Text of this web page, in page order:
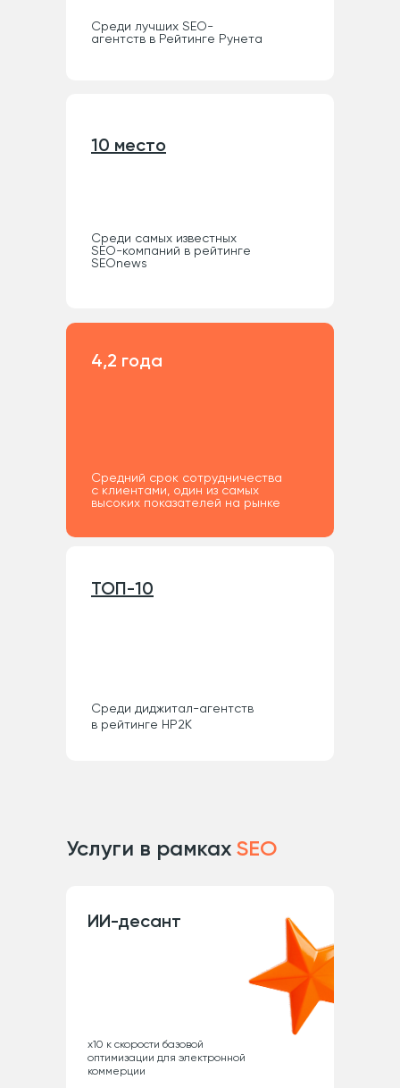
Cреди лучших SEO-
агентств в Рейтинге Рунета
4,2 года
Cредний срок сотрудничества
с клиентами, один из самых
высоких показателей на рынке
ТОП-10
Cреди диджитал-агентств
в рейтинге НР2К
10 место
Cреди самых известных
SEO-компаний в рейтинге
SEOnews
Услуги в рамках SEO
ИИ-десант
x10 к скорости базовой
оптимизации для электронной
коммерции